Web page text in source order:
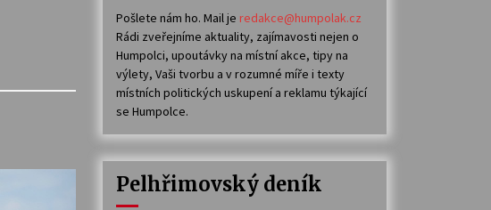
Pošlete nám ho. Mail je redakce@humpolak.cz
Rádi zveřejníme aktuality, zajímavosti nejen o
Humpolci, upoutávky na místní akce, tipy na
výlety, Vaši tvorbu a v rozumné míře i texty
místních politických uskupení a reklamu týkající
se Humpolce.
Pelhřimovský deník